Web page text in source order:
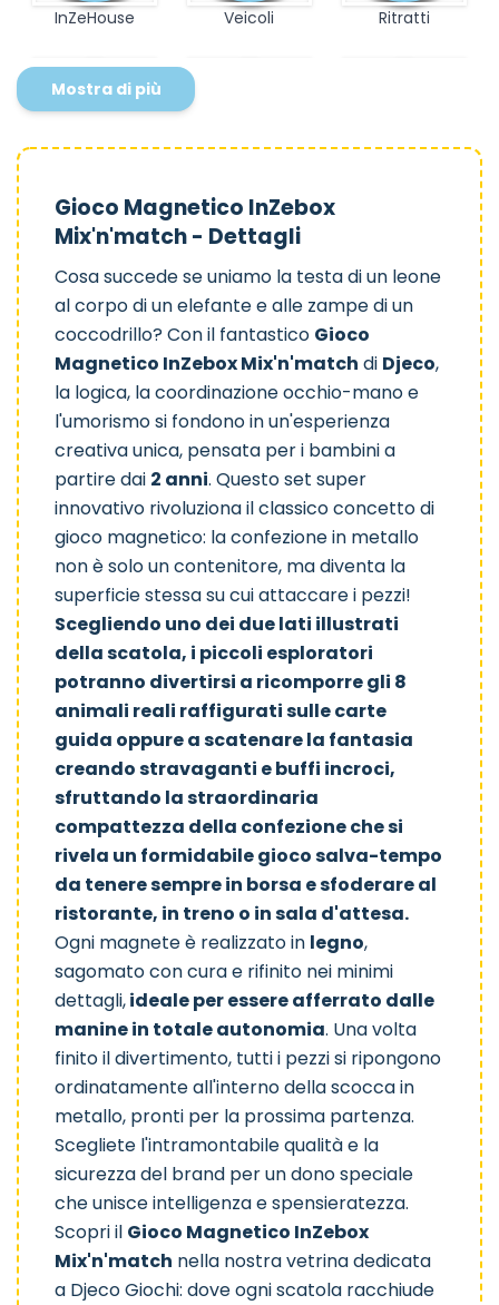
InZeHouse Veicoli Ritratti
Zanimals Jobissimo
Animo Moda Bellissimo
Mostra di più
Gioco Magnetico InZebox
Mix'n'match - Dettagli
Cosa succede se uniamo la testa di un leone
al corpo di un elefante e alle zampe di un
coccodrillo? Con il fantastico Gioco
Magnetico InZebox Mix'n'match di Djeco,
la logica, la coordinazione occhio-mano e
l'umorismo si fondono in un'esperienza
creativa unica, pensata per i bambini a
partire dai 2 anni. Questo set super
innovativo rivoluziona il classico concetto di
gioco magnetico: la confezione in metallo
non è solo un contenitore, ma diventa la
superficie stessa su cui attaccare i pezzi!
Scegliendo uno dei due lati illustrati
della scatola, i piccoli esploratori
potranno divertirsi a ricomporre gli 8
animali reali raffigurati sulle carte
guida oppure a scatenare la fantasia
creando stravaganti e buffi incroci,
sfruttando la straordinaria
compattezza della confezione che si
rivela un formidabile gioco salva-tempo
da tenere sempre in borsa e sfoderare al
ristorante, in treno o in sala d'attesa.
Ogni magnete è realizzato in legno,
sagomato con cura e rifinito nei minimi
dettagli,ideale per essere afferrato dalle
manine in totale autonomia. Una volta
finito il divertimento, tutti i pezzi si ripongono
ordinatamente all'interno della scocca in
metallo, pronti per la prossima partenza.
Scegliete l'intramontabile qualità e la
sicurezza del brand per un dono speciale
che unisce intelligenza e spensieratezza.
Scopri il Gioco Magnetico InZebox
Mix'n'match nella nostra vetrina dedicata
a Djeco Giochi: dove ogni scatola racchiude